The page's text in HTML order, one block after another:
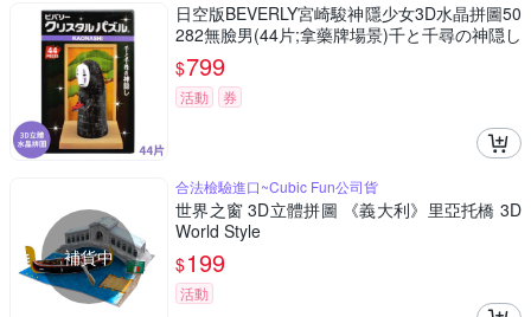
日空版BEVERLY宮崎駿神隱少女3D水晶拼圖50
282無臉男(44片;拿藥牌場景)千と千尋の神隠し
吉卜力パズル療癒擺飾puzzle模型公仔
$799
活動 券
補貨中
合法檢驗進口~Cubic Fun公司貨
世界之窗 3D立體拼圖 《義大利》里亞托橋 3D
World Style
$199
活動